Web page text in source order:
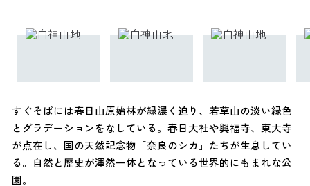
すぐそばには春日山原始林が緑濃く迫り、若草山の淡い緑色
とグラデーションをなしている。春日大社や興福寺、東大寺
が点在し、国の天然記念物「奈良のシカ」たちが生息してい
る。自然と歴史が渾然一体となっている世界的にもまれな公
園。